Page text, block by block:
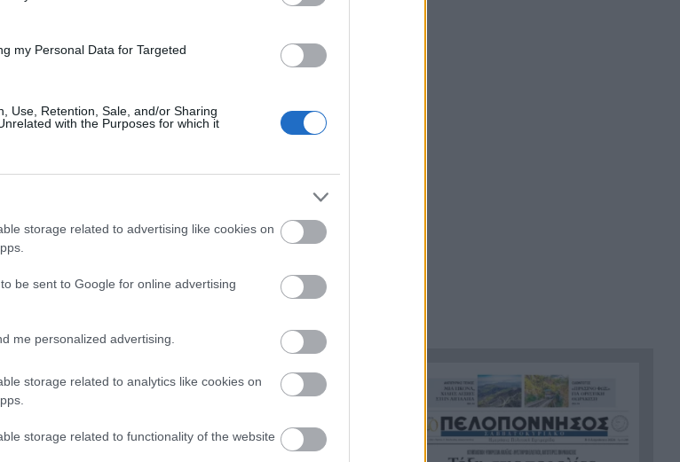
my Personal Data for Targeted
Use, Retention, Sale, and/or Sharing
with the Purposes for which it
storage related to advertising like cookies on
be sent to Google for online advertising
me personalized advertising.
storage related to analytics like cookies on
storage related to functionality of the website
προστατευόμενες περιοχές
Κάνναβη, skunk, 90.000 ευρώ
και τρεις συλλήψεις στην
Αττική, ΒΙΝΤΕΟ